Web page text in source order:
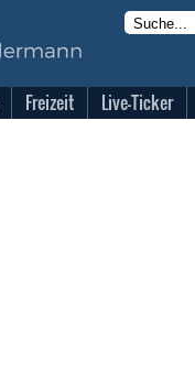
Freizeit Live-Ticker